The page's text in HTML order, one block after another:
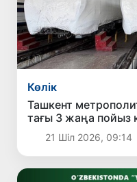
Көлік
Ташкент
тағы 3 жаңа пойыз
21 Шіл 2026, 09:14